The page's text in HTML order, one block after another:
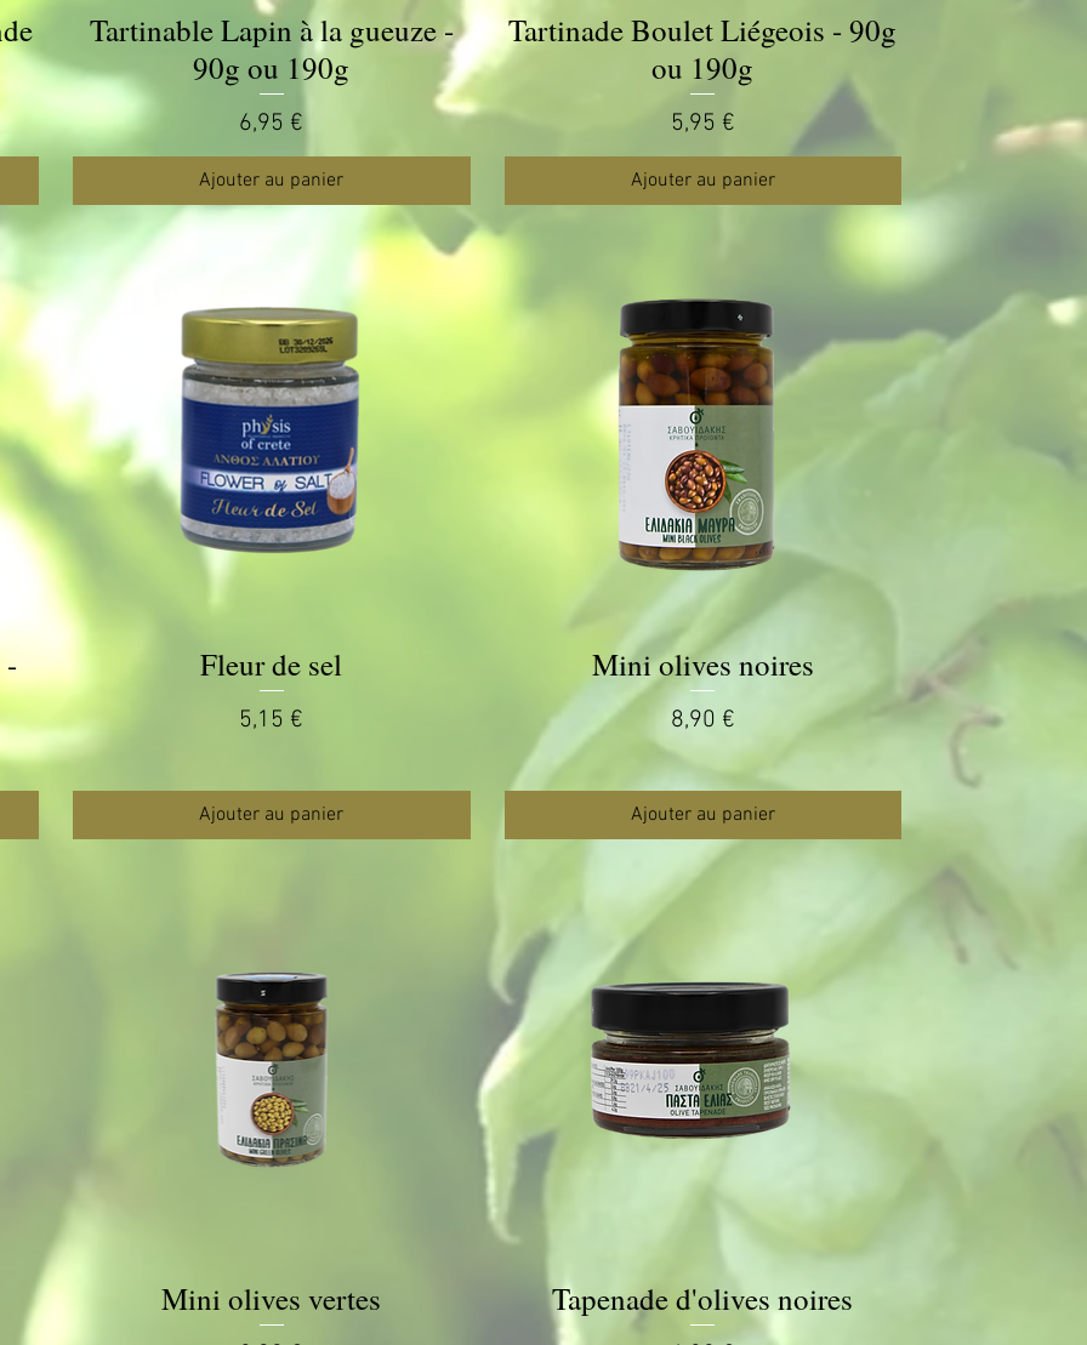
Aperçu rapide
Tartinable Lapin à la gueuze -
90g ou 190g
Prix
6,95 €
Ajouter au panier
Aperçu rapide
Tartinade Boulet Liégeois - 90g
ou 190g
Prix
5,95 €
Ajouter au panier
-
Aperçu rapide
Fleur de sel
Prix
5,15 €
Ajouter au panier
Aperçu rapide
Mini olives noires
Prix
8,90 €
Ajouter au panier
Aperçu rapide
Mini olives vertes Aperçu rapide
Tapenade d'olives noires